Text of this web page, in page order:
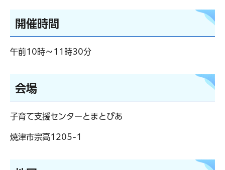
開催時間
午前10時～11時30分
会場
子育て支援センターとまとぴあ
焼津市宗高1205-1